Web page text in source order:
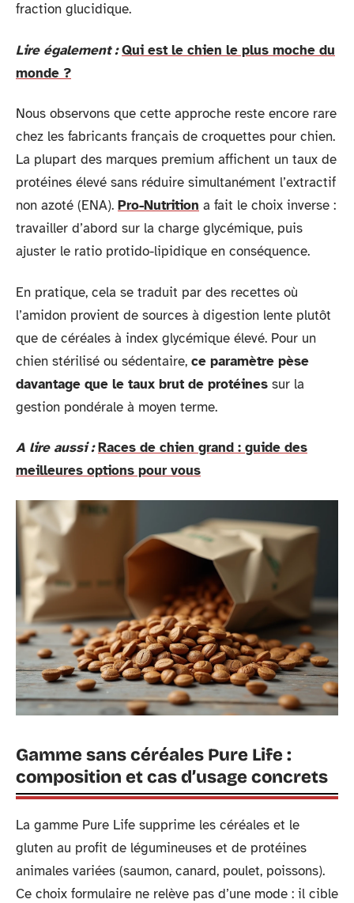
fraction glucidique.
Lire également : Qui est le chien le plus moche du
monde ?
Nous observons que cette approche reste encore rare
chez les fabricants français de croquettes pour chien.
La plupart des marques premium affichent un taux de
protéines élevé sans réduire simultanément l’extractif
non azoté (ENA). Pro-Nutrition a fait le choix inverse :
travailler d’abord sur la charge glycémique, puis
ajuster le ratio protido-lipidique en conséquence.
En pratique, cela se traduit par des recettes où
l’amidon provient de sources à digestion lente plutôt
que de céréales à index glycémique élevé. Pour un
chien stérilisé ou sédentaire, ce paramètre pèse
davantage que le taux brut de protéines sur la
gestion pondérale à moyen terme.
A lire aussi : Races de chien grand : guide des
meilleures options pour vous
Gamme sans céréales Pure Life :
composition et cas d’usage concrets
La gamme Pure Life supprime les céréales et le
gluten au profit de légumineuses et de protéines
animales variées (saumon, canard, poulet, poissons).
Ce choix formulaire ne relève pas d’une mode : il cible